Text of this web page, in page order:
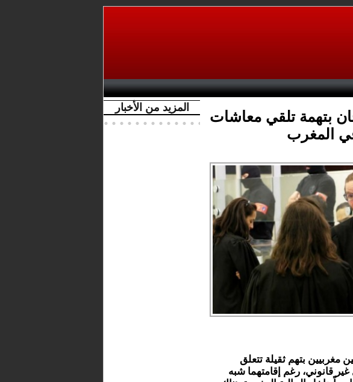
المزيد من الأخبار
بتهمة تلقي معاشات
المغرب
مغربيين بتهم ثقيلة تتعلق
قانوني، رغم إقامتهما شبه